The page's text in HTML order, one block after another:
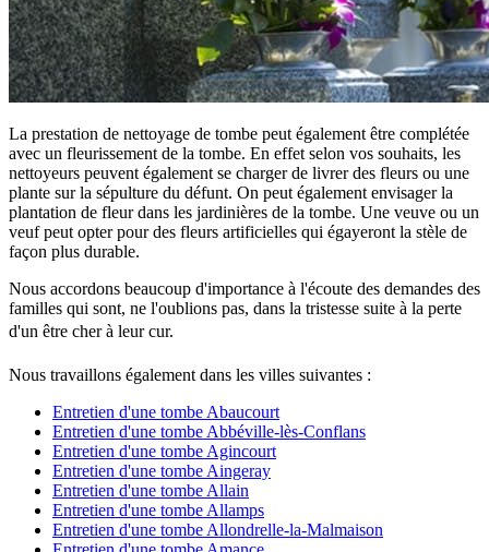
La prestation de nettoyage de tombe peut également être complétée
avec un fleurissement de la tombe. En effet selon vos souhaits, les
nettoyeurs peuvent également se charger de livrer des fleurs ou une
plante sur la sépulture du défunt. On peut également envisager la
plantation de fleur dans les jardinières de la tombe. Une veuve ou un
veuf peut opter pour des fleurs artificielles qui égayeront la stèle de
façon plus durable.
Nous accordons beaucoup d'importance à l'écoute des demandes des
familles qui sont, ne l'oublions pas, dans la tristesse suite à la perte
d'un être cher à leur cur.
Nous travaillons également dans les villes suivantes :
Entretien d'une tombe Abaucourt
Entretien d'une tombe Abbéville-lès-Conflans
Entretien d'une tombe Agincourt
Entretien d'une tombe Aingeray
Entretien d'une tombe Allain
Entretien d'une tombe Allamps
Entretien d'une tombe Allondrelle-la-Malmaison